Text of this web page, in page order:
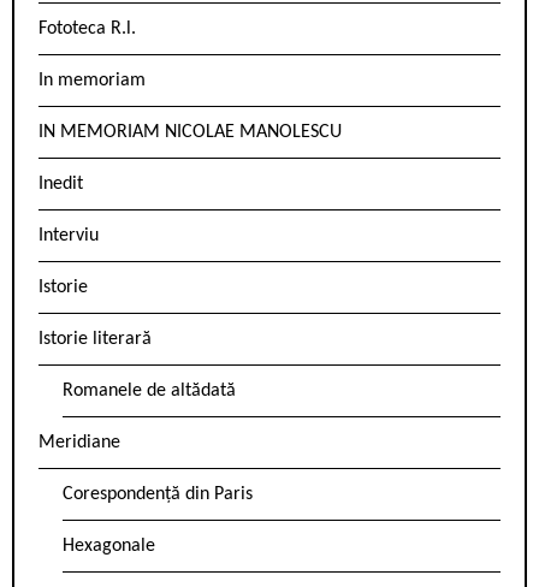
Fototeca R.l.
In memoriam
IN MEMORIAM NICOLAE MANOLESCU
Inedit
Interviu
Istorie
Istorie literară
Romanele de altădată
Meridiane
Corespondență din Paris
Hexagonale